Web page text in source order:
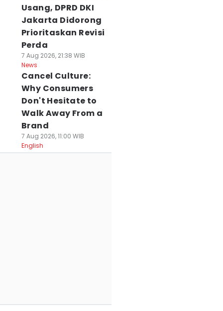
Usang, DPRD DKI
Jakarta Didorong
Prioritaskan Revisi
Perda
7 Aug 2026, 21:38 WIB
News
Cancel Culture:
Why Consumers
Don't Hesitate to
Walk Away From a
Brand
7 Aug 2026, 11:00 WIB
English